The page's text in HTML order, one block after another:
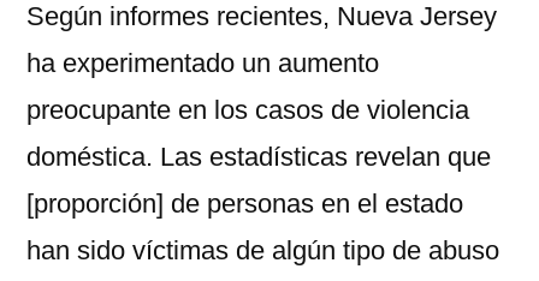
Según informes recientes, Nueva Jersey
ha experimentado un aumento
preocupante en los casos de violencia
doméstica. Las estadísticas revelan que
[proporción] de personas en el estado
han sido víctimas de algún tipo de abuso